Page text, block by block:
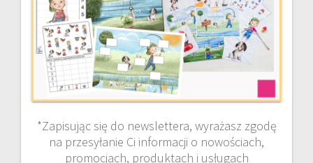
*Zapisując się do newslettera, wyrażasz zgodę
na przesyłanie Ci informacji o nowościach,
promocjach, produktach i usługach